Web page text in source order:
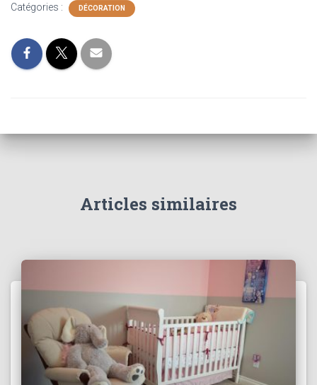
Catégories : DÉCORATION
Articles similaires